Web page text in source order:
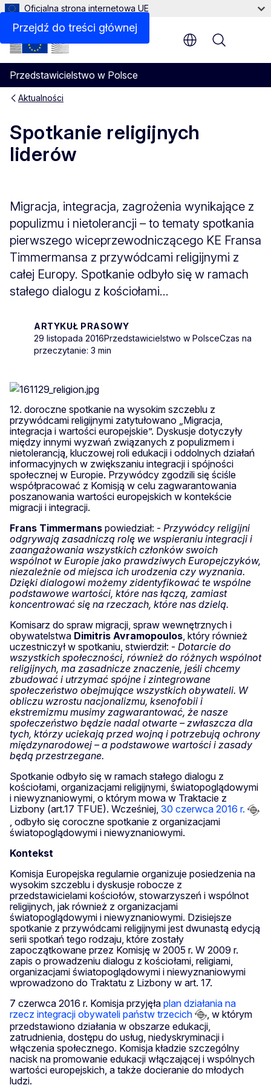
Przejdź do treści głównej
Oficjalna strona internetowa UE
Przedstawicielstwo w Polsce
Menu
Aktualności
Spotkanie religijnych
liderów
Migracja, integracja, zagrożenia wynikające z
populizmu i nietolerancji – to tematy spotkania
pierwszego wiceprzewodniczącego KE Fransa
Timmermansa z przywódcami religijnymi z
całej Europy. Spotkanie odbyło się w ramach
stałego dialogu z kościołami...
ARTYKUŁ PRASOWY
29 listopada 2016Przedstawicielstwo w PolsceCzas na
przeczytanie: 3 min
12. doroczne spotkanie na wysokim szczeblu z
przywódcami religijnymi zatytułowano „Migracja,
integracja i wartości europejskie”. Dyskusje dotyczyły
między innymi wyzwań związanych z populizmem i
nietolerancją, kluczowej roli edukacji i oddolnych działań
informacyjnych w zwiększaniu integracji i spójności
społecznej w Europie. Przywódcy zgodzili się ściśle
współpracować z Komisją w celu zagwarantowania
poszanowania wartości europejskich w kontekście
migracji i integracji.
Frans Timmermans powiedział: - Przywódcy religijni
odgrywają zasadniczą rolę we wspieraniu integracji i
zaangażowania wszystkich członków swoich
wspólnot w Europie jako prawdziwych Europejczyków,
niezależnie od miejsca ich urodzenia czy wyznania.
Dzięki dialogowi możemy zidentyfikować te wspólne
podstawowe wartości, które nas łączą, zamiast
koncentrować się na rzeczach, które nas dzielą.
Komisarz do spraw migracji, spraw wewnętrznych i
obywatelstwa Dimitris Avramopoulos , który również
uczestniczył w spotkaniu, stwierdził: - Dotarcie do
wszystkich społeczności, również do różnych wspólnot
religijnych, ma zasadnicze znaczenie, jeśli chcemy
zbudować i utrzymać spójne i zintegrowane
społeczeństwo obejmujące wszystkich obywateli. W
obliczu wzrostu nacjonalizmu, ksenofobii i
ekstremizmu musimy zagwarantować, że nasze
społeczeństwo będzie nadal otwarte – zwłaszcza dla
tych, którzy uciekają przed wojną i potrzebują ochrony
międzynarodowej – a podstawowe wartości i zasady
będą przestrzegane.
Spotkanie odbyło się w ramach stałego dialogu z
kościołami, organizacjami religijnymi, światopoglądowymi
i niewyznaniowymi, o którym mowa w Traktacie z
Lizbony (art.17 TFUE). Wcześniej, 30 czerwca 2016 r.
, odbyło się coroczne spotkanie z organizacjami
światopoglądowymi i niewyznaniowymi.
Kontekst
Komisja Europejska regularnie organizuje posiedzenia na
wysokim szczeblu i dyskusje robocze z
przedstawicielami kościołów, stowarzyszeń i wspólnot
religijnych, jak również z organizacjami
światopoglądowymi i niewyznaniowymi. Dzisiejsze
spotkanie z przywódcami religijnymi jest dwunastą edycją
serii spotkań tego rodzaju, które zostały
zapoczątkowane przez Komisję w 2005 r. W 2009 r.
zapis o prowadzeniu dialogu z kościołami, religiami,
organizacjami światopoglądowymi i niewyznaniowymi
wprowadzono do Traktatu z Lizbony w art. 17.
7 czerwca 2016 r. Komisja przyjęła plan działania na
rzecz integracji obywateli państw trzecich
, w którym
przedstawiono działania w obszarze edukacji,
zatrudnienia, dostępu do usług, niedyskryminacji i
włączenia społecznego. Komisja kładzie szczególny
nacisk na promowanie edukacji włączającej i wspólnych
wartości europejskich, a także docieranie do młodych
ludzi.